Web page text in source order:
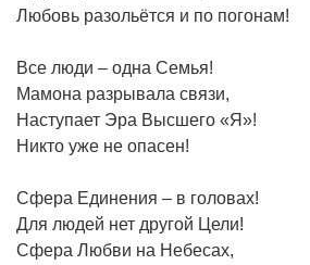
Любовь разольётся и по погонам!
Все люди – одна Семья!
Мамона разрывала связи,
Наступает Эра Высшего «Я»!
Никто уже не опасен!
Сфера Единения – в головах!
Для людей нет другой Цели!
Сфера Любви на Небесах,